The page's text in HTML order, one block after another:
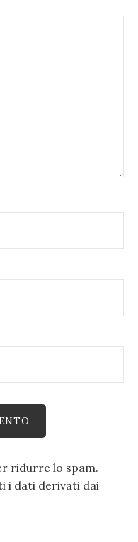
ridurre lo spam.
i dati derivati dai